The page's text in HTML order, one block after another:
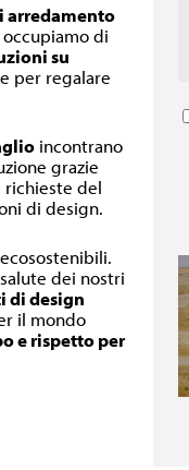
arredamento
di
su
per regalare
incontrano
grazie
richieste del
di design.
dei nostri
di design
il mondo
e rispetto per